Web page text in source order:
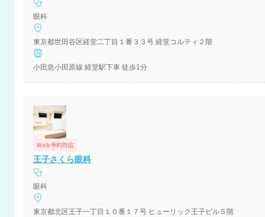
眼科
東京都世田谷区経堂二丁目１番３３号 経堂コルティ２階
小田急小田原線 経堂駅下車 徒歩1分
Web予約対応
王子さくら眼科
眼科
東京都北区王子一丁目１０番１７号 ヒューリック王子ビル５階